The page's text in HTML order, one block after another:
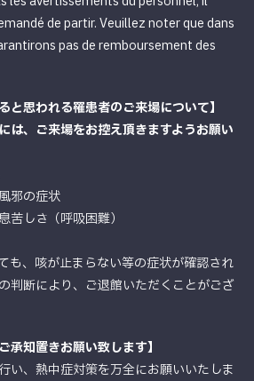
de partir. Veuillez noter que dans
pas de remboursement des
と思われる罹患者のご来場について】
は、ご来場をお控え頂きますようお願い
邪の症状
苦しさ（呼吸困難）
も、咳が止まらない等の症状が確認され
判断により、ご退館いただくことがござ
承知置きお願い致します】
い、熱中症対策を万全にお願いいたしま